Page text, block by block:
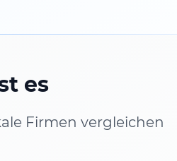
es
Firmen vergleichen